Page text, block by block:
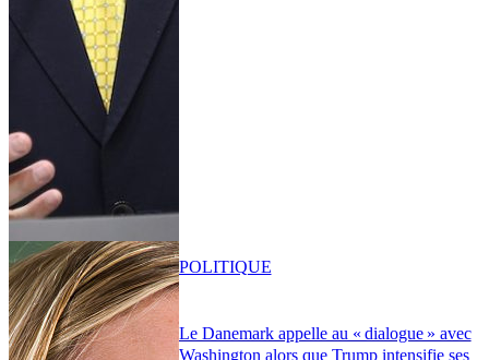
Le Danemark appelle au « dialogue » avec
Washington alors que Trump intensifie ses
POLITIQUE